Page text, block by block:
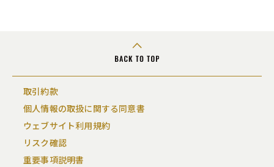
取引約款
個人情報の取扱に関する同意書
ウェブサイト利用規約
リスク確認
重要事項説明書